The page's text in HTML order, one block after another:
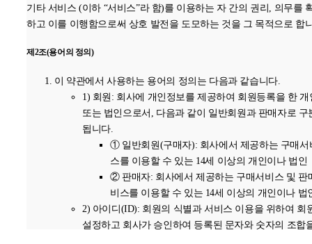
보존 근거 : 신용정보의 이용 및 보호에 관한 법률
보존 기간 : 1년
표시/광고에 관한 기록 : 6개월 (전자상거래등에서의 소비자보호에
계약 또는 청약철회 등에 관한 기록 : 5년 (전자상거래등에서의 소비
호에 관한 법률)
대금결제 및 재화 등의 공급에 관한 기록 : 5년 (전자상거래등에서의
자보호에 관한 법률)
소비자의 불만 또는 분쟁처리에 관한 기록 : 3년 (전자상거래등에서
비자보호에 관한 법률)
신용정보의 수집/처리 및 이용 등에 관한 기록 : 3년 (신용정보의 이
4. 개인정보의 파기절차 및 방법
기타 서비스 (이하 “서비스”라 함)를 이용하는 자 간의 권리, 의무를
하고 이를 이행함으로써 상호 발전을 도모하는 것을 그 목적으로 합
제2조(용어의 정의)
이 약관에서 사용하는 용어의 정의는 다음과 같습니다.
1) 회원: 회사에 개인정보를 제공하여 회원등록을 한 개
또는 법인으로서, 다음과 같이 일반회원과 판매자로 구
됩니다.
① 일반회원(구매자): 회사에서 제공하는 구매서
스를 이용할 수 있는 14세 이상의 개인이나 법인
② 판매자: 회사에서 제공하는 구매서비스 및 판
비스를 이용할 수 있는 14세 이상의 개인이나 법
2) 아이디(ID): 회원의 식별과 서비스 이용을 위하여 회
설정하고 회사가 승인하여 등록된 문자와 숫자의 조합